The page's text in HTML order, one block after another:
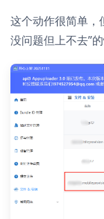
这个动作很简单，
没问题但上不去”的